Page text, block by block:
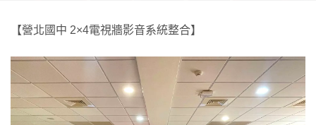
【營北國中 2×4電視牆影音系統整合】